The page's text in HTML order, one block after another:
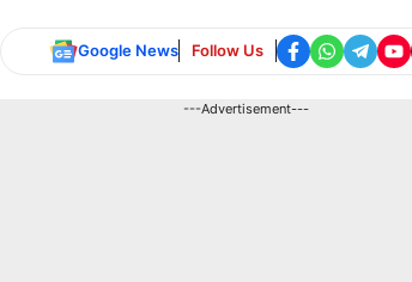
Google News Follow Us
---Advertisement---